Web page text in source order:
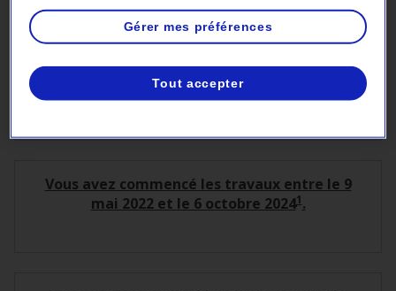
Vous avez commencé les travaux entre le
7 octobre 2024 et le 30 mars 2026.
Vous avez commencé les travaux entre le 9
mai 2022 et le 6 octobre 20241.
Gérer mes préférences
Tout accepter